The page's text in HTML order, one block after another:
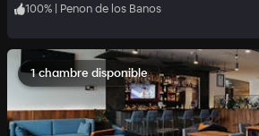
100% | Penon de los Banos
1 chambre disponible